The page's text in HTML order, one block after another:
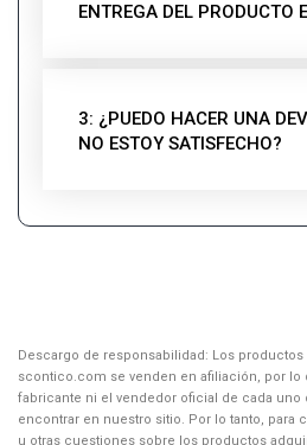
ENTREGA DEL PRODUCTO
3: ¿PUEDO HACER UNA
NO ESTOY SATISFECHO?
Descargo de responsabilidad: Los
scontico.com se venden en afiliación, por
fabricante ni el vendedor oficial de cada
encontrar en nuestro sitio. Por lo tanto,
u otras cuestiones sobre los productos